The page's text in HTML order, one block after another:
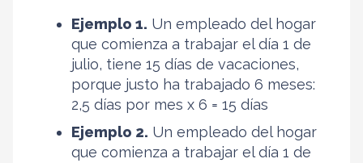
Ejemplo 1. Un empleado del hogar
que comienza a trabajar el día 1 de
julio, tiene 15 días de vacaciones,
porque justo ha trabajado 6 meses:
2,5 días por mes x 6 = 15 días
Ejemplo 2. Un empleado del hogar
que comienza a trabajar el día 1 de